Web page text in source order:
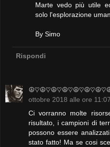
Marte vedo più utile
solo l'esplorazione
By Simo
Rispondi
ottobre 2018 alle ore 11:07
Ci vorranno molte
risultato, i campioni di
possono essere
stato fatto! Ma se cosi